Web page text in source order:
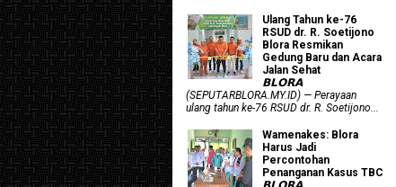
Ulang Tahun ke-76
RSUD dr. R. Soetijono
Blora Resmikan
Gedung Baru dan Acara
Jalan Sehat
𝗕𝗟𝗢𝗥𝗔
(SEPUTARBLORA.MY.ID) — Perayaan
ulang tahun ke-76 RSUD dr. R. Soetijono...
Wamenakes: Blora
Harus Jadi
Percontohan
Penanganan Kasus TBC